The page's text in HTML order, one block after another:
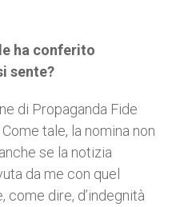
ha conferito
sente?
di Propaganda Fide
tale, la nomina non
se la notizia
da me con quel
come dire, d’indegnità